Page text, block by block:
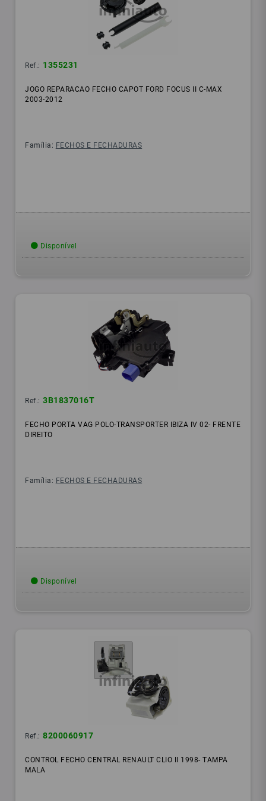
Ref.: 1355231
JOGO REPARACAO FECHO CAPOT FORD FOCUS II C-MAX
2003-2012
Família: FECHOS E FECHADURAS
Disponível
Ref.: 3B1837016T
FECHO PORTA VAG POLO-TRANSPORTER IBIZA IV 02- FRENTE
DIREITO
Família: FECHOS E FECHADURAS
Disponível
Ref.: 8200060917
CONTROL FECHO CENTRAL RENAULT CLIO II 1998- TAMPA
MALA